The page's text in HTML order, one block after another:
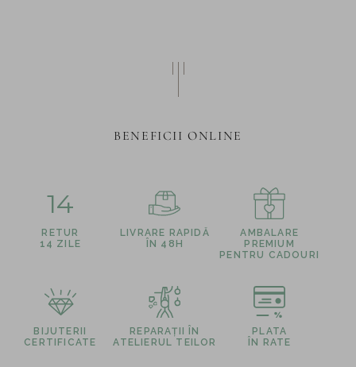
BENEFICII ONLINE
14
RETUR
14 ZILE
LIVRARE RAPIDĂ
ÎN 48H
AMBALARE
PREMIUM
PENTRU CADOURI
BIJUTERII
CERTIFICATE
REPARAȚII ÎN
ATELIERUL TEILOR
PLATA
ÎN RATE